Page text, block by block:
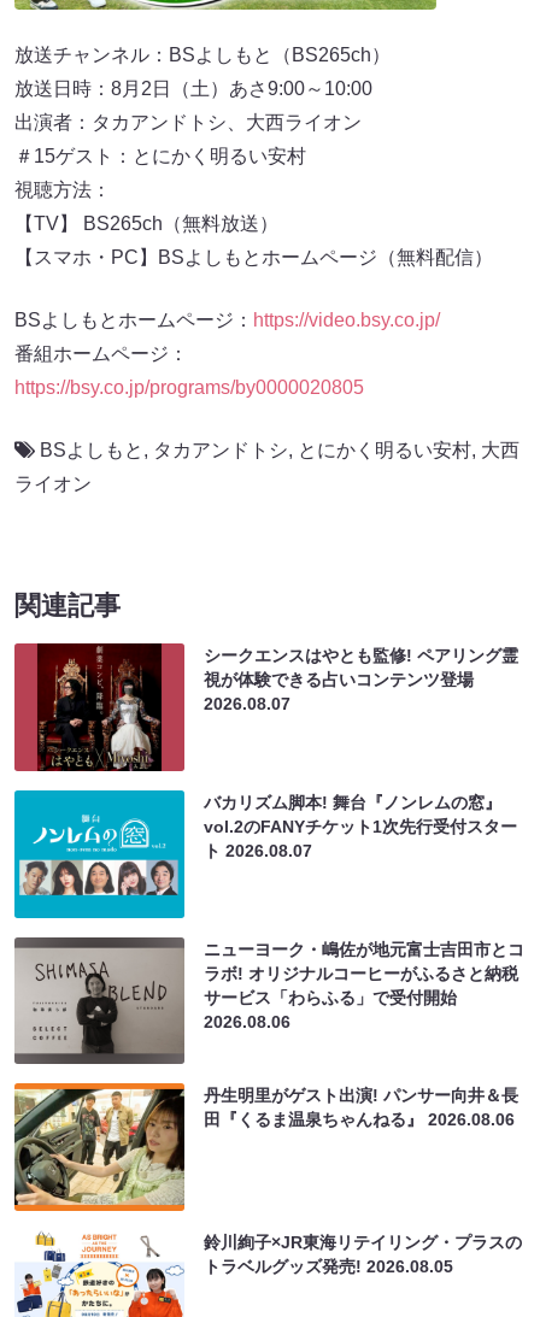
放送チャンネル：BSよしもと（BS265ch）
放送日時：8月2日（土）あさ9:00～10:00
出演者：タカアンドトシ、大西ライオン
＃15ゲスト：とにかく明るい安村
視聴方法：
【TV】 BS265ch（無料放送）
【スマホ・PC】BSよしもとホームページ（無料配信）
BSよしもとホームページ： https://video.bsy.co.jp/
番組ホームページ：
https://bsy.co.jp/programs/by0000020805
BSよしもと , タカアンドトシ, とにかく明るい安村, 大西
ライオン
関連記事
シークエンスはやとも監修! ペアリング霊
視が体験できる占いコンテンツ登場
2026.08.07
バカリズム脚本! 舞台『ノンレムの窓』
vol.2のFANYチケット1次先行受付スター
ト2026.08.07
ニューヨーク・嶋佐が地元富士吉田市とコ
ラボ! オリジナルコーヒーがふるさと納税
サービス「わらふる」で受付開始
2026.08.06
丹生明里がゲスト出演! パンサー向井＆長
田『くるま温泉ちゃんねる』2026.08.06
鈴川絢子×JR東海リテイリング・プラスの
トラベルグッズ発売!2026.08.05